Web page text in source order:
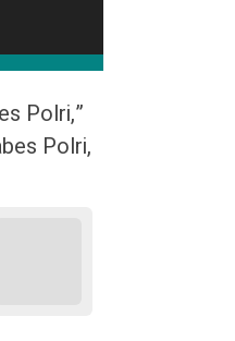
Polri,”
Polri,